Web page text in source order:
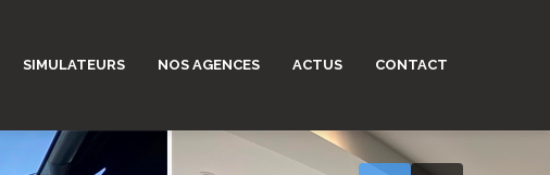
SIMULATEURS NOS AGENCES ACTUS CONTACT